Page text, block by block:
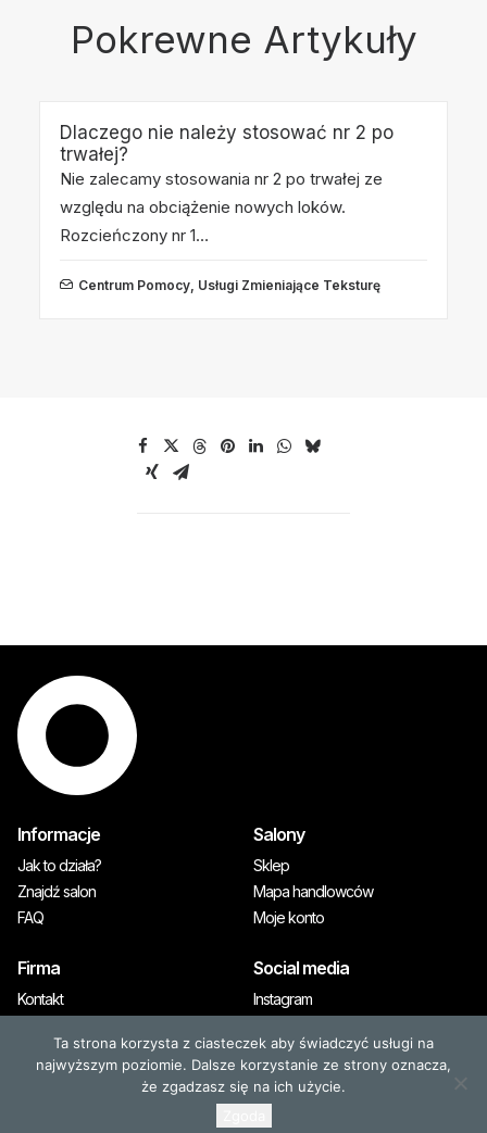
Pokrewne Artykuły
Dlaczego nie należy stosować nr 2 po
trwałej?
Nie zalecamy stosowania nr 2 po trwałej ze
względu na obciążenie nowych loków.
Rozcieńczony nr 1…
Centrum Pomocy, Usługi Zmieniające Teksturę
Informacje
Jak to działa?
Znajdź salon
FAQ
Salony
Sklep
Mapa handlowców
Moje konto
Firma
Kontakt
Social media
Instagram
© 2026, OLAPLEX. Wszystkie prawa zastrzeżone
Ta strona korzysta z ciasteczek aby świadczyć usługi na
najwyższym poziomie. Dalsze korzystanie ze strony oznacza,
że zgadzasz się na ich użycie.